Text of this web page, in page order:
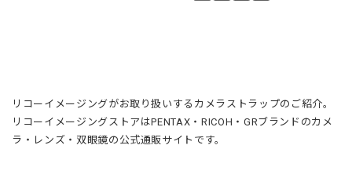
リコーイメージングがお取り扱いするカメラストラップのご紹介。
リコーイメージングストアはPENTAX・RICOH・GRブランドのカメ
ラ・レンズ・双眼鏡の公式通販サイトです。